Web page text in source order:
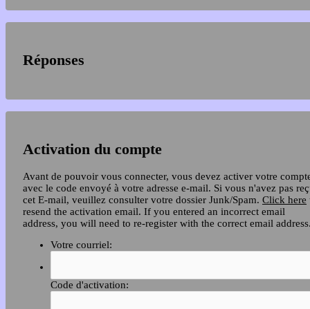
Réponses
Activation du compte
Avant de pouvoir vous connecter, vous devez activer votre
avec le code envoyé à votre adresse e-mail. Si vous n'avez pas
cet E-mail, veuillez consulter votre dossier Junk/Spam. Click here
resend the activation email. If you entered an incorrect email
address, you will need to re-register with the correct email
Votre courriel:
Code d'activation: